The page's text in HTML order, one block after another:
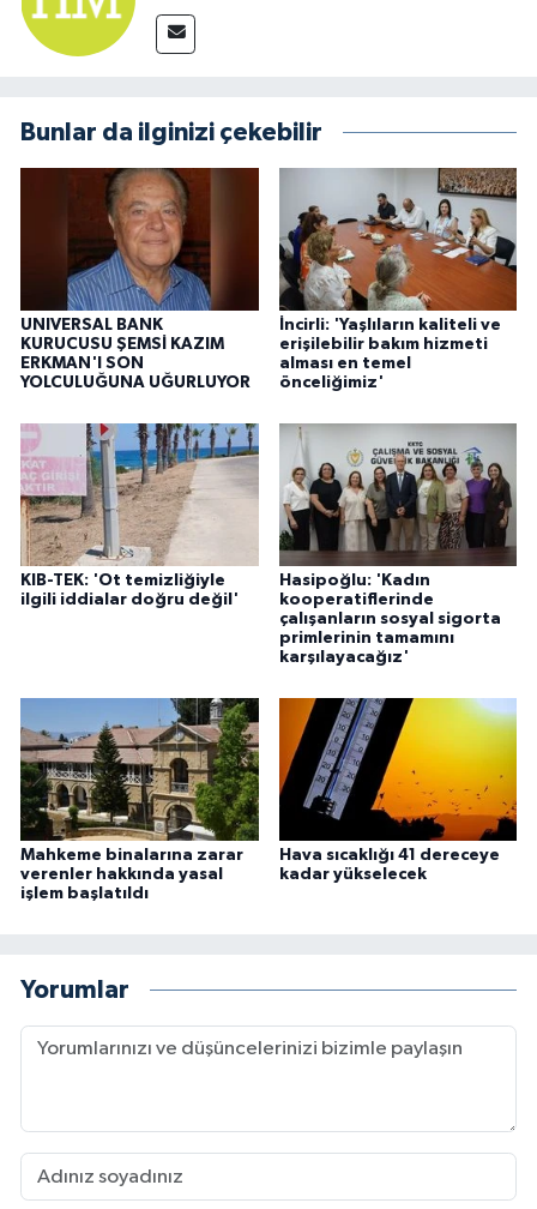
Bunlar da ilginizi çekebilir
UNIVERSAL BANK
KURUCUSU ŞEMSİ KAZIM
ERKMAN'I SON
YOLCULUĞUNA UĞURLUYOR
İncirli: 'Yaşlıların kaliteli ve
erişilebilir bakım hizmeti
alması en temel
önceliğimiz'
KIB-TEK: 'Ot temizliğiyle
ilgili iddialar doğru değil'
Hasipoğlu: 'Kadın
kooperatiflerinde
çalışanların sosyal sigorta
primlerinin tamamını
karşılayacağız'
Mahkeme binalarına zarar
verenler hakkında yasal
işlem başlatıldı
Hava sıcaklığı 41 dereceye
kadar yükselecek
Yorumlar